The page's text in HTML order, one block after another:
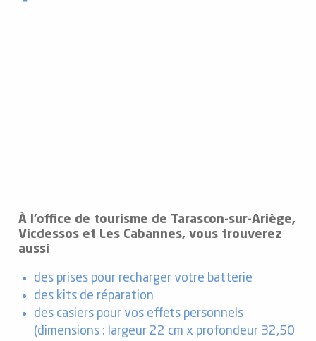
À l’office de tourisme de Tarascon-sur-Ariège,
Vicdessos et Les Cabannes, vous trouverez
aussi
des prises pour recharger votre batterie
des kits de réparation
des casiers pour vos effets personnels
(dimensions : largeur 22 cm x profondeur 32,50